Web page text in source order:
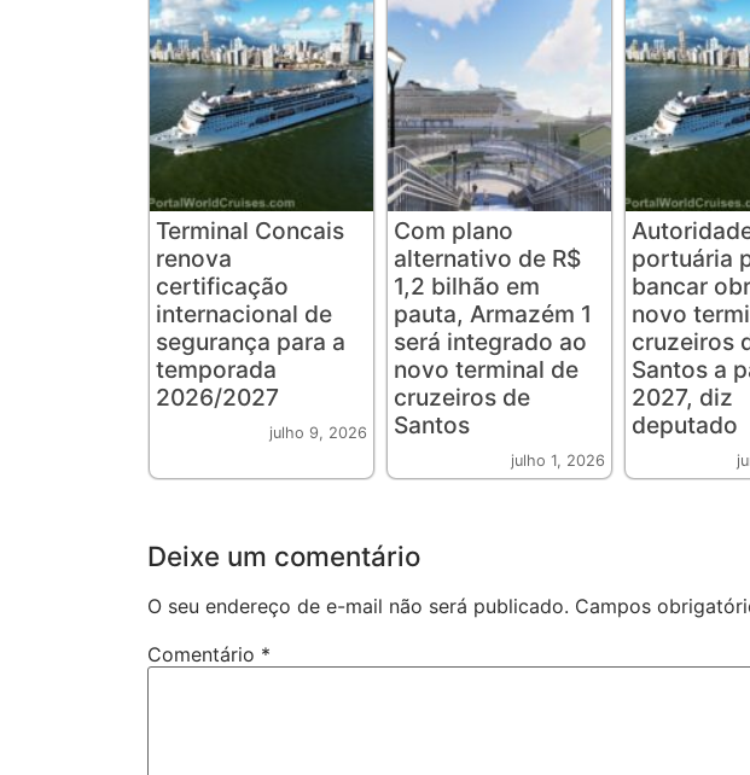
Terminal Concais
renova
certificação
internacional de
segurança para a
temporada
2026/2027
julho 9, 2026
Com plano
alternativo de R$
1,2 bilhão em
pauta, Armazém 1
será integrado ao
novo terminal de
cruzeiros de
Santos
julho 1, 2026
portuária
bancar
novo
cruzeiros
Santos a
2027, diz
deputado
Deixe um comentário
O seu endereço de e-mail não será publicado. Campos
Comentário *